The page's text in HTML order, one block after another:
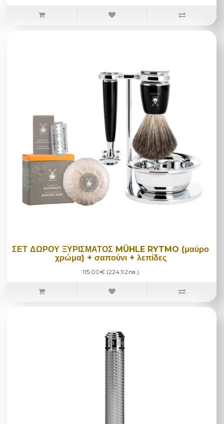
ΣΕΤ ΔΩΡΟΥ ΞΥΡΙΣΜΑΤΟΣ MÜHLE RYTMO (μαύρο
χρώμα) + σαπούνι + λεπίδες
115.00€ (224.92лв.)